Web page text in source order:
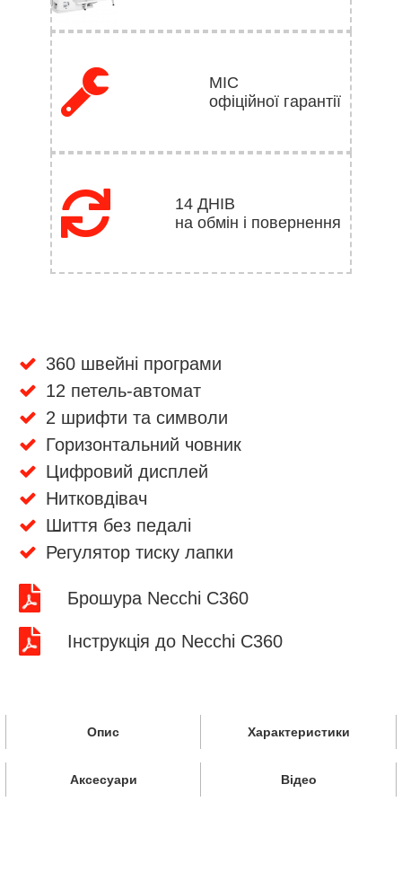
МІС
офіційної гарантії
14 ДНІВ
на обмін і повернення
360 швейні програми
12 петель-автомат
2 шрифти та символи
Горизонтальний човник
Цифровий дисплей
Нитковдівач
Шиття без педалі
Регулятор тиску лапки
Брошура Necchi C360
Інструкція до Necchi C360
Опис Характеристики
Аксесуари Відео